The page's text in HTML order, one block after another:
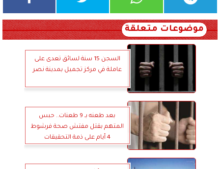
موضوعات متعلقة
السجن 15 سنة لسائق تعدى على
عاملة في مركز تجميل بمدينة نصر
بعد طعنه بـ 9 طعنات.. حبس
المتهم بقتل مفتش صحة فرشوط
4 أيام على ذمة التحقيقات